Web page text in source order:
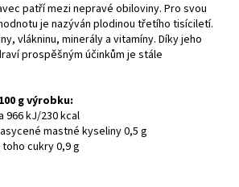
patří mezi nepravé obiloviny. Pro svou
je nazýván plodinou třetího tisíciletí.
vlákninu, minerály a vitamíny. Díky jeho
prospěšným účinkům je stále
g výrobku:
kJ/230 kcal
mastné kyseliny 0,5 g
cukry 0,9 g